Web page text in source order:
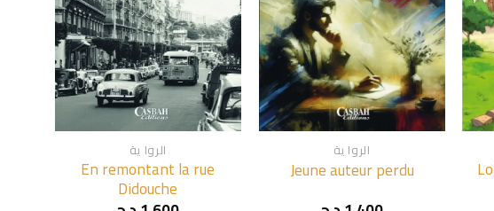
+
+
الروا ية
Jeune auteur perdu
الروا ية
En remontant la rue
Didouche